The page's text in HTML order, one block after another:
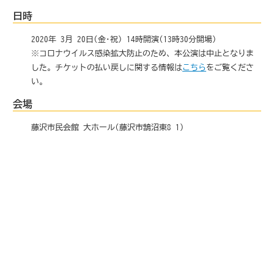
日時
2020年 3月 20日(金･祝) 14時開演(13時30分開場)
※コロナウイルス感染拡大防止のため、本公演は中止となりま
した。チケットの払い戻しに関する情報はこちら をご覧くださ
い。
会場
藤沢市民会館 大ホール(藤沢市鵠沼東8-1)